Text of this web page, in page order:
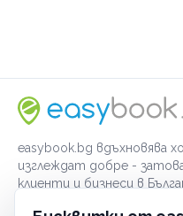
easybook.bg вдъхновява
изглеждат добре -
клиенти и бизнеси в